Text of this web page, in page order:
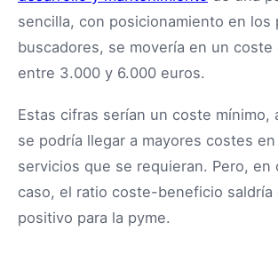
sencilla, con posicionamiento en los
buscadores, se movería en un coste
entre 3.000 y 6.000 euros.
Estas cifras serían un coste mínimo,
se podría llegar a mayores costes
servicios que se requieran. Pero, en
caso, el ratio coste-beneficio saldría
positivo para la pyme.